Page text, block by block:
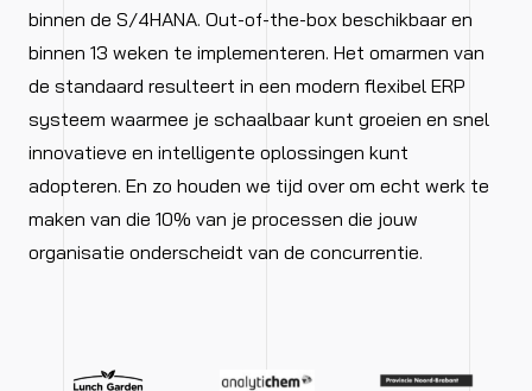
binnen de S/4HANA. Out-of-the-box beschikbaar en
binnen 13 weken te implementeren. Het omarmen van
de standaard resulteert in een modern flexibel ERP
systeem waarmee je schaalbaar kunt groeien en snel
innovatieve en intelligente oplossingen kunt
adopteren. En zo houden we tijd over om echt werk te
maken van die 10% van je processen die jouw
organisatie onderscheidt van de concurrentie.